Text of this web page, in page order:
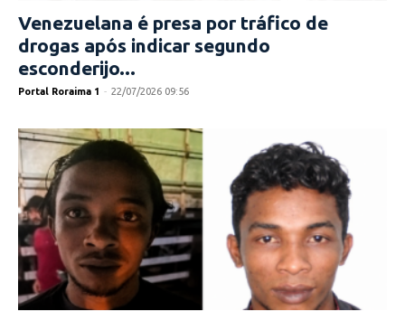
Venezuelana é presa por tráfico de
drogas após indicar segundo
esconderijo...
Portal Roraima 1 - 22/07/2026 09:56